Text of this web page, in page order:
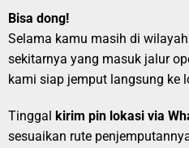
Bisa dong!
Selama kamu masih di wilayah
sekitarnya yang masuk jalur
kami siap jemput langsung ke
Tinggal kirim pin lokasi via
sesuaikan rute